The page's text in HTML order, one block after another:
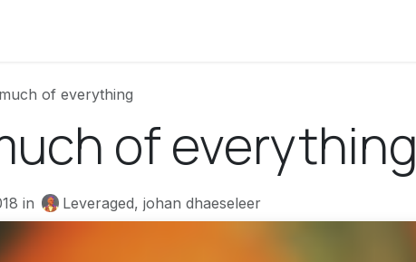
of everything
of everything
in Leveraged, johan dhaeseleer